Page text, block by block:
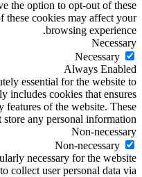
the option to opt-out of these
these cookies may affect your
browsing experience.
Necessary
Necessary
Always Enabled
essential for the website to
includes cookies that ensures
features of the website. These
any personal information.
Non-necessary
Non-necessary
necessary for the website
collect user personal data via